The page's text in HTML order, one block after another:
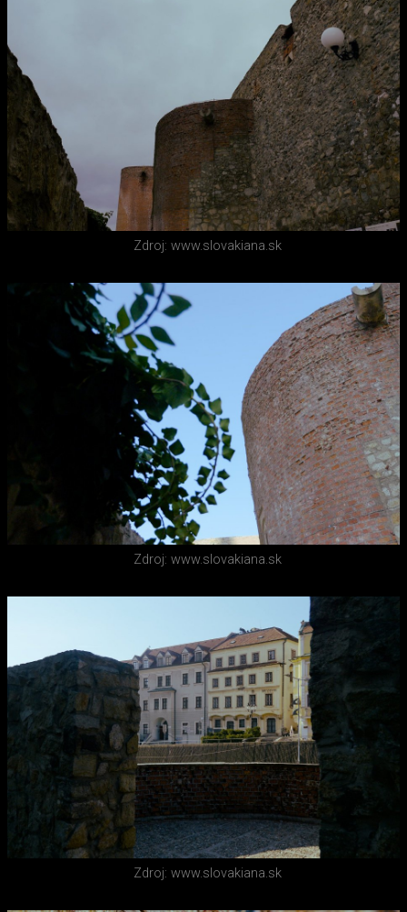
Zdroj: www.slovakiana.sk
Zdroj: www.slovakiana.sk
Zdroj: www.slovakiana.sk